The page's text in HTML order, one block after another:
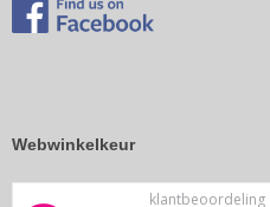
Webwinkelkeur